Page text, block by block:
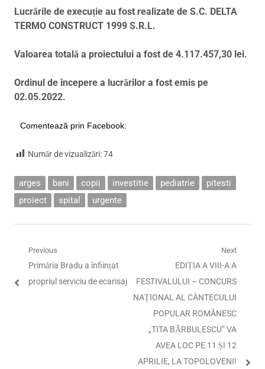
Lucrările de execuție au fost realizate de S.C. DELTA
TERMO CONSTRUCT 1999 S.R.L.
Valoarea totală a proiectului a fost de 4.117.457,30 lei.
Ordinul de începere a lucrărilor a fost emis pe
02.05.2022.
Comentează prin Facebook:
Număr de vizualizări:74
arges bani copii investitie pediatrie
pitesti
proiect
spital urgente
Navigare
Previous
Previous
post:
Primăria Bradu a înființat
propriul serviciu de ecarisaj
Next
Next
post:
EDIȚIA A VIII-A A
FESTIVALULUI – CONCURS
NAȚIONAL AL CÂNTECULUI
POPULAR ROMÂNESC
„TITA BĂRBULESCU” VA
AVEA LOC PE 11 ȘI 12
APRILIE, LA TOPOLOVENI!